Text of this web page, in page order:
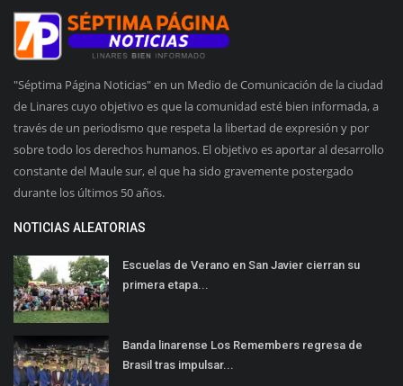
"Séptima Página Noticias" en un Medio de Comunicación de la ciudad
de Linares cuyo objetivo es que la comunidad esté bien informada, a
través de un periodismo que respeta la libertad de expresión y por
sobre todo los derechos humanos. El objetivo es aportar al desarrollo
constante del Maule sur, el que ha sido gravemente postergado
durante los últimos 50 años.
NOTICIAS ALEATORIAS
Escuelas de Verano en San Javier cierran su
primera etapa...
Banda linarense Los Remembers regresa de
Brasil tras impulsar...